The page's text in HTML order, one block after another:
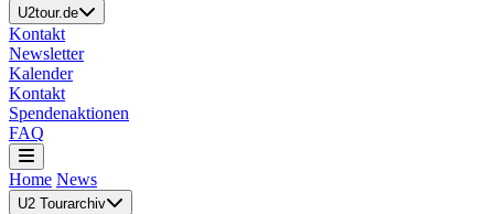
U2tour.de
Kontakt
Newsletter
Kalender
Kontakt
Spendenaktionen
FAQ
Home News
U2 Tourarchiv